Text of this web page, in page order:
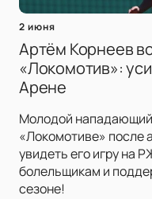
2 июня
Артём Корнеев
«Локомотив»:
Арене
Молодой
«Локомотиве» после
увидеть его игру на
болельщикам и
сезоне!